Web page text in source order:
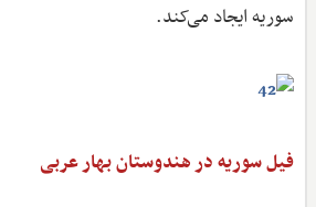
سوریه ایجاد می‌کند.
فیل سوریه در هندوستان بهار عربی